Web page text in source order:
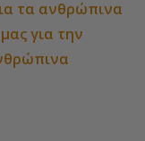
τα ανθρώπινα
για την